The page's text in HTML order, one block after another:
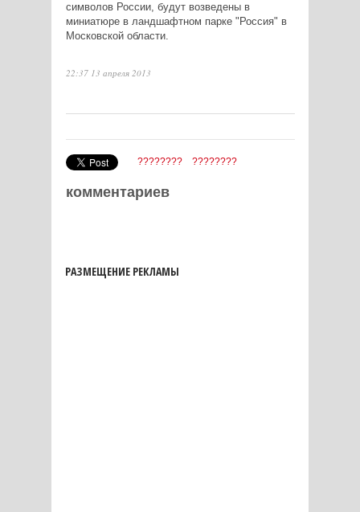
символов России, будут возведены в
миниатюре в ландшафтном парке "Россия" в
Московской области.
22:37 13 апреля 2013
???????? ????????
комментариев
РАЗМЕЩЕНИЕ РЕКЛАМЫ